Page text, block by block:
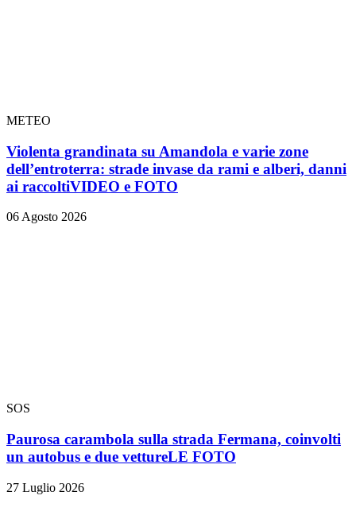
METEO
Violenta grandinata su Amandola e varie zone
dell’entroterra: strade invase da rami e alberi, danni
ai raccoltiVIDEO e FOTO
06 Agosto 2026
SOS
Paurosa carambola sulla strada Fermana, coinvolti
un autobus e due vettureLE FOTO
27 Luglio 2026